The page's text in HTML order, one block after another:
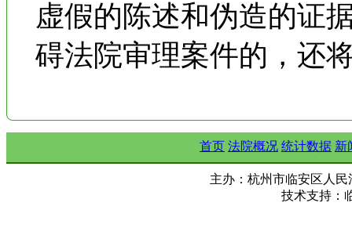
虚假的陈述和伪造的证
碍法院审理案件的，还
首页 法院概况 统计数据 新
主办：杭州市临安区人民
技术支持：